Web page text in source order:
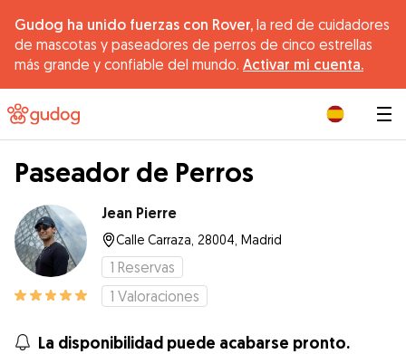
Gudog ha unido fuerzas con Rover, la red de cuidadores
de mascotas y paseadores de perros de cinco estrellas
más grande y confiable del mundo. Activar mi cuenta.
Paseador de Perros
Jean Pierre
Calle Carraza, 28004, Madrid
1 Reservas
1 Valoraciones
La disponibilidad puede acabarse pronto.